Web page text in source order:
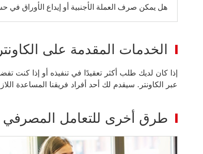
هل يمكن صرف العملة الأجنبية أو إيداع الأوراق في
الخدمات المقدمة على
إذا كان لديك طلب أكثر تعقيدًا في تنفيذه أو إذا كنت
عبر الكاونتر. سيقدم لك أحد أفراد فريقنا المساعدة
طرق أخرى للتعامل المصرفي